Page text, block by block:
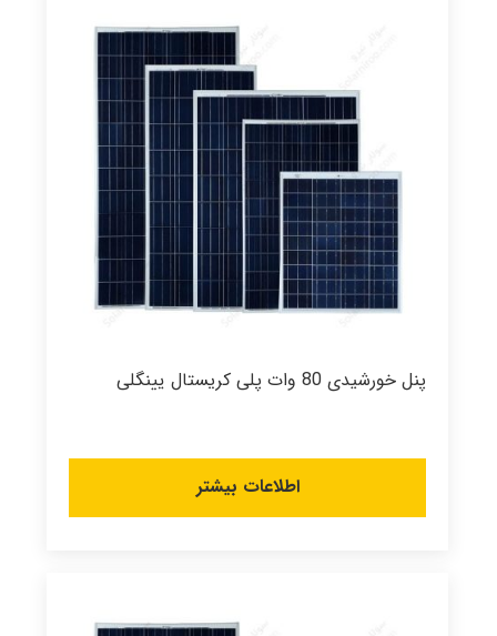
پنل خورشیدی 80 وات پلی کریستال یینگلی
اطلاعات بیشتر